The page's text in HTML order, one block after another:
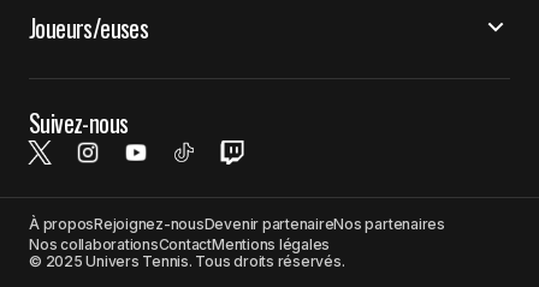
Joueurs/euses
Suivez-nous
À proposRejoignez-nousDevenir partenaireNos partenaires
Nos collaborationsContactMentions légales
© 2025 Univers Tennis. Tous droits réservés.